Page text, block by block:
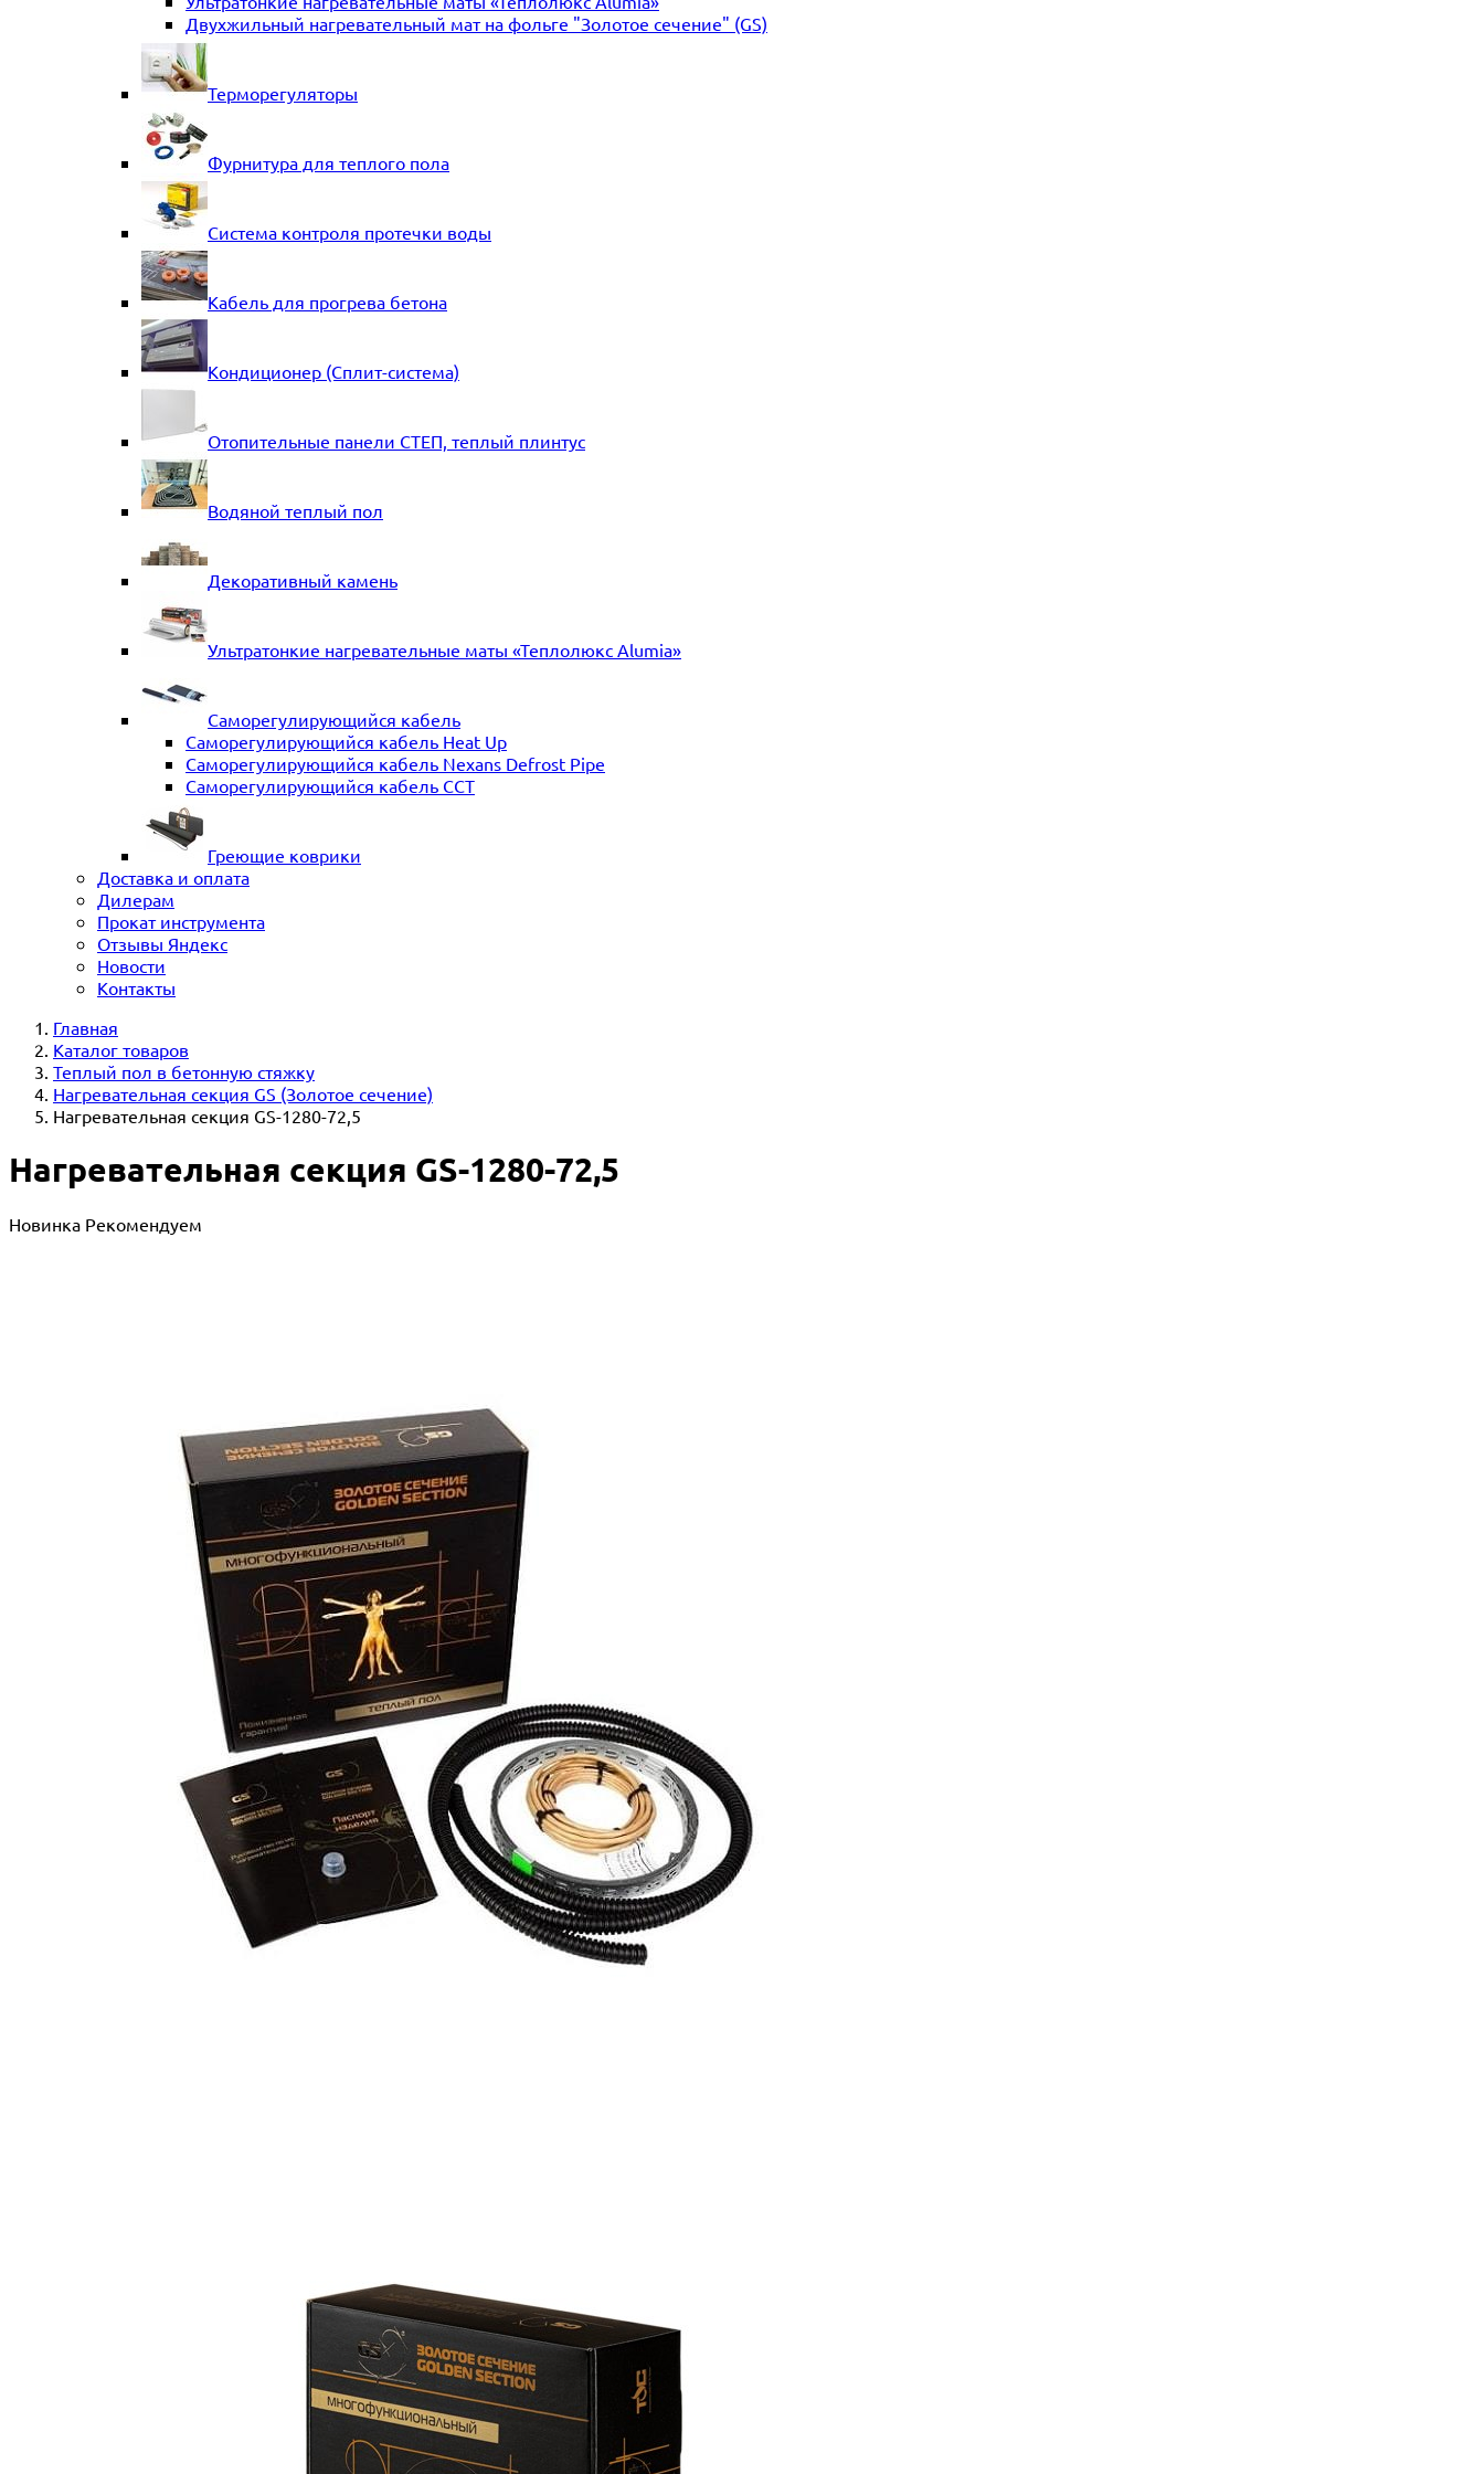
Двухжильный нагревательный мат на фольге "Золотое сечение" (GS)
Терморегуляторы
Фурнитура для теплого пола
Система контроля протечки воды
Кабель для прогрева бетона
Кондиционер (Сплит-система)
Отопительные панели СТЕП, теплый плинтус
Водяной теплый пол
Декоративный камень
Ультратонкие нагревательные маты «Теплолюкс Alumia»
Саморегулирующийся кабель
Саморегулирующийся кабель Heat Up
Саморегулирующийся кабель Nexans Defrost Pipe
Саморегулирующийся кабель ССТ
Греющие коврики
Доставка и оплата
Дилерам
Прокат инструмента
Отзывы Яндекс
Новости
Контакты
Главная
Каталог товаров
Теплый пол в бетонную стяжку
Нагревательная секция GS (Золотое сечение)
Нагревательная секция GS-1280-72,5
Нагревательная секция GS-1280-72,5
Новинка Рекомендуем